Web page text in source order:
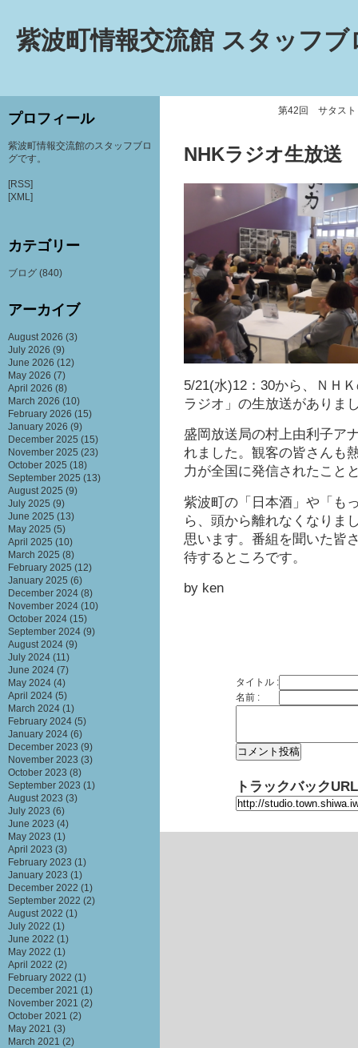
紫波町情報交流館 スタッフブ
第42回 サタスト
NHKラジオ生放送
5/21(水)12：30から、ＮＨ
ラジオ」の生放送がありま
盛岡放送局の村上由利子ア
れました。観客の皆さんも
力が全国に発信されたこと
紫波町の「日本酒」や「も
ら、頭から離れなくなりま
思います。番組を聞いた皆
待するところです。
by ken
タイトル :
名前 :
トラックバックURL
プロフィール
紫波町情報交流館のスタッフブロ
グです。
[RSS]
[XML]
カテゴリー
ブログ (840)
アーカイブ
August 2026 (3)
July 2026 (9)
June 2026 (12)
May 2026 (7)
April 2026 (8)
March 2026 (10)
February 2026 (15)
January 2026 (9)
December 2025 (15)
November 2025 (23)
October 2025 (18)
September 2025 (13)
August 2025 (9)
July 2025 (9)
June 2025 (13)
May 2025 (5)
April 2025 (10)
March 2025 (8)
February 2025 (12)
January 2025 (6)
December 2024 (8)
November 2024 (10)
October 2024 (15)
September 2024 (9)
August 2024 (9)
July 2024 (11)
June 2024 (7)
May 2024 (4)
April 2024 (5)
March 2024 (1)
February 2024 (5)
January 2024 (6)
December 2023 (9)
November 2023 (3)
October 2023 (8)
September 2023 (1)
August 2023 (3)
July 2023 (6)
June 2023 (4)
May 2023 (1)
April 2023 (3)
February 2023 (1)
January 2023 (1)
December 2022 (1)
September 2022 (2)
August 2022 (1)
July 2022 (1)
June 2022 (1)
May 2022 (1)
April 2022 (2)
February 2022 (1)
December 2021 (1)
November 2021 (2)
October 2021 (2)
May 2021 (3)
March 2021 (2)